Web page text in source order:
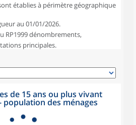
établies à périmètre géographique
au 01/01/2026.
RP1999 dénombrements,
principales.
de 15 ans ou plus vivant
population des ménages